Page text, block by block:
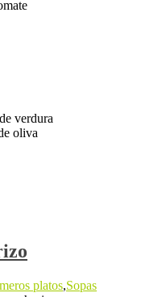
verdura
oliva
platos,Sopas